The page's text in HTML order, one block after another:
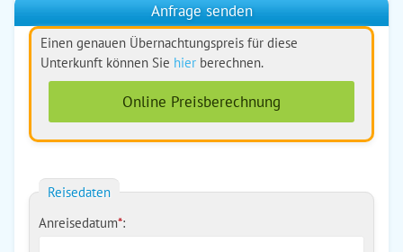
Anfrage senden
Einen genauen Übernachtungspreis für diese
Unterkunft können Sie hier berechnen.
Online Preisberechnung
Reisedaten
Anreisedatum*: